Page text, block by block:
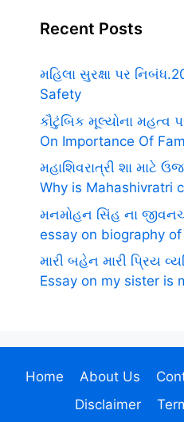
Recent Posts
મહિલા સુરક્ષા પર
Safety
કૌટુંબિક મૂલ્યોના મહત્વ
On Importance Of
મહાશિવરાત્રી શા માટે
Why is Mahashivratri
મનમોહન સિંહ ના
essay on biography
મારી બહેન મારી પ્રિય
Essay on my sister is
Home About Us
Disclaimer